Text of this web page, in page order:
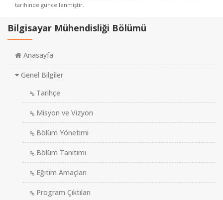
tarihinde güncellenmiştir.
Bilgisayar Mühendisliği Bölümü
Anasayfa
Genel Bilgiler
Tarihçe
Misyon ve Vizyon
Bölüm Yönetimi
Bölüm Tanıtımı
Eğitim Amaçları
Program Çıktıları